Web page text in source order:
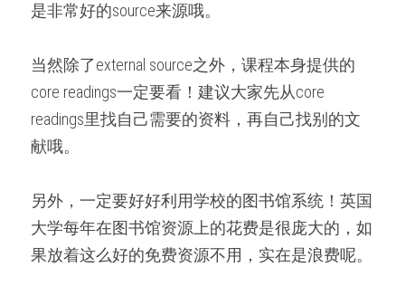
是非常好的source来源哦。
当然除了external source之外，课程本身提供的
core readings一定要看！建议大家先从core
readings里找自己需要的资料，再自己找别的文
献哦。
另外，一定要好好利用学校的图书馆系统！英国
大学每年在图书馆资源上的花费是很庞大的，如
果放着这么好的免费资源不用，实在是浪费呢。